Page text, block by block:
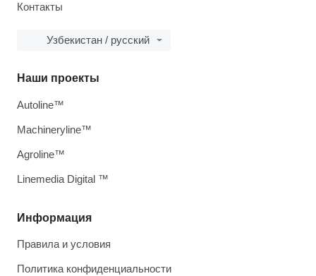
Контакты
Узбекистан / русский
Информация
Правила и условия
Политика конфиденциальности
Наши проекты
Autoline™
Machineryline™
Agroline™
Linemedia Digital ™